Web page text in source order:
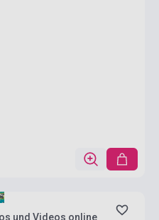
und Videos online